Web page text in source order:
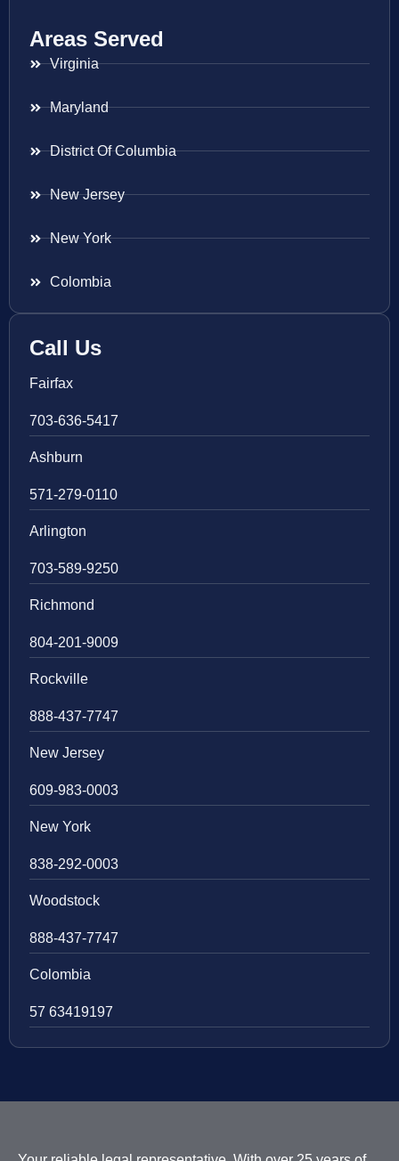
Areas Served
Virginia
Maryland
District Of Columbia
New Jersey
New York
Colombia
Call Us
Fairfax
703-636-5417
Ashburn
571-279-0110
Arlington
703-589-9250
Richmond
804-201-9009
Rockville
888-437-7747
New Jersey
609-983-0003
New York
838-292-0003
Woodstock
888-437-7747
Colombia
57 63419197